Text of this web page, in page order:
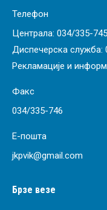
Телефон
Централа: 034/335-745
Диспечерска служба:
Рекламације и
Факс
034/335-746
Е-пошта
jkpvik@gmail.com
Брзе везе